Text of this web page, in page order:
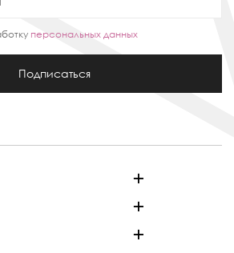
персональных данных
Подписаться